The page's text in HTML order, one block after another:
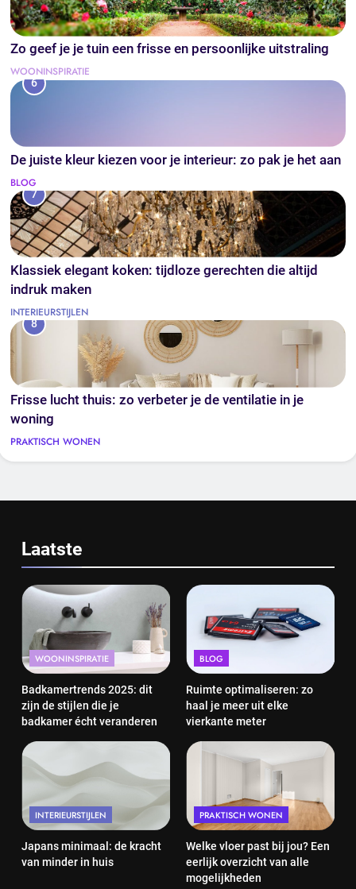
Zo geef je je tuin een frisse en persoonlijke uitstraling
WOONINSPIRATIE
6
De juiste kleur kiezen voor je interieur: zo pak je het aan
BLOG
7
Klassiek elegant koken: tijdloze gerechten die altijd
indruk maken
INTERIEURSTIJLEN
8
Frisse lucht thuis: zo verbeter je de ventilatie in je
woning
PRAKTISCH WONEN
Laatste
WOONINSPIRATIE
Badkamertrends 2025: dit
zijn de stijlen die je
badkamer écht veranderen
BLOG
Ruimte optimaliseren: zo
haal je meer uit elke
vierkante meter
INTERIEURSTIJLEN
Japans minimaal: de kracht
van minder in huis
PRAKTISCH WONEN
Welke vloer past bij jou? Een
eerlijk overzicht van alle
mogelijkheden